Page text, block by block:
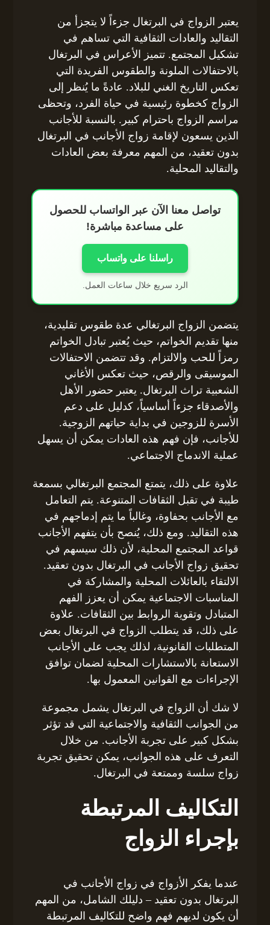
يعتبر الزواج في البرتغال جزءاً لا يتجزأ من
التقاليد والعادات الثقافية التي تساهم في
تشكيل المجتمع. تتميز الأعراس في البرتغال
بالاحتفالات الملونة والطقوس الفريدة التي
تعكس التاريخ الغني للبلاد. عادةً ما يُنظر إلى
الزواج كخطوة رئيسية في حياة الفرد، وتحظى
مراسم الزواج باحترام كبير. بالنسبة للأجانب
الذين يسعون لإقامة زواج الأجانب في البرتغال
بدون تعقيد، من المهم معرفة بعض العادات
والتقاليد المحلية.
تواصل معنا الآن عبر الواتساب للحصول
على مساعدة مباشرة!
راسلنا على واتساب
الرد سريع خلال ساعات العمل.
يتضمن الزواج البرتغالي عدة طقوس تقليدية،
منها تقديم الخواتم، حيث يُعتبر تبادل الخواتم
رمزاً للحب والالتزام. وقد تتضمن الاحتفالات
الموسيقى والرقص، حيث تعكس الأغاني
الشعبية تراث البرتغال. يعتبر حضور الأهل
والأصدقاء جزءاً أساسياً، كدليل على دعم
الأسرة للزوجين في بداية حياتهم الزوجية.
للأجانب، فإن فهم هذه العادات يمكن أن يسهل
عملية الاندماج الاجتماعي.
علاوة على ذلك، يتمتع المجتمع البرتغالي بسمعة
طيبة في تقبل الثقافات المتنوعة. يتم التعامل
مع الأجانب بحفاوة، وغالباً ما يتم إدماجهم في
هذه التقاليد. ومع ذلك، يُنصح بأن يتفهم الأجانب
قواعد المجتمع المحلية، لأن ذلك سيسهم في
تحقيق زواج الأجانب في البرتغال بدون تعقيد.
الالتقاء بالعائلات المحلية والمشاركة في
المناسبات الاجتماعية يمكن أن يعزز الفهم
المتبادل وتقوية الروابط بين الثقافات. علاوة
على ذلك، قد يتطلب الزواج في البرتغال بعض
المتطلبات القانونية، لذلك يجب على الأجانب
الاستعانة بالاستشارات المحلية لضمان توافق
الإجراءات مع القوانين المعمول بها.
لا شك أن الزواج في البرتغال يشمل مجموعة
من الجوانب الثقافية والاجتماعية التي قد تؤثر
بشكل كبير على تجربة الأجانب. من خلال
التعرف على هذه الجوانب، يمكن تحقيق تجربة
زواج سلسة وممتعة في البرتغال.
التكاليف المرتبطة
بإجراء الزواج
عندما يفكر الأزواج في زواج الأجانب في
البرتغال بدون تعقيد – دليلك الشامل، من المهم
أن يكون لديهم فهم واضح للتكاليف المرتبطة